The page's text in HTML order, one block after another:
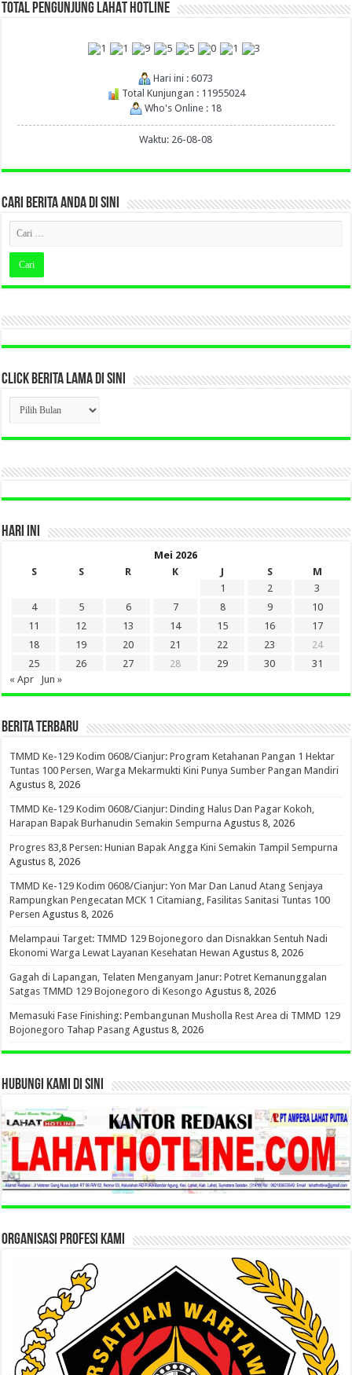
TOTAL PENGUNJUNG LAHAT HOTLINE
Hari ini : 6073
Total Kunjungan : 11955024
Who's Online : 18
Waktu: 26-08-08
CARI BERITA ANDA DI SINI
CLICK BERITA LAMA DI SINI
CLICK
BERITA
LAMA
DI
HARI INI
Mei 2026
S
S R K J S
M
1
2
3
4
5 6 7 8 9
10
11
12 13 14 15 16
17
18
19 20 21 22 23
24
25
26 27 28 29 30
31
« Apr
Jun »
BERITA TERBARU
TMMD Ke-129 Kodim 0608/Cianjur: Program Ketahanan Pangan 1 Hektar
Tuntas 100 Persen, Warga Mekarmukti Kini Punya Sumber Pangan Mandiri
Agustus 8, 2026
TMMD Ke-129 Kodim 0608/Cianjur: Dinding Halus Dan Pagar Kokoh,
Harapan Bapak Burhanudin Semakin Sempurna Agustus 8, 2026
Progres 83,8 Persen: Hunian Bapak Angga Kini Semakin Tampil Sempurna
Agustus 8, 2026
TMMD Ke-129 Kodim 0608/Cianjur: Yon Mar Dan Lanud Atang Senjaya
Rampungkan Pengecatan MCK 1 Citamiang, Fasilitas Sanitasi Tuntas 100
Persen Agustus 8, 2026
Melampaui Target: TMMD 129 Bojonegoro dan Disnakkan Sentuh Nadi
Ekonomi Warga Lewat Layanan Kesehatan Hewan Agustus 8, 2026
Gagah di Lapangan, Telaten Menganyam Janur: Potret Kemanunggalan
Satgas TMMD 129 Bojonegoro di Kesongo Agustus 8, 2026
Memasuki Fase Finishing: Pembangunan Musholla Rest Area di TMMD 129
Bojonegoro Tahap Pasang Agustus 8, 2026
HUBUNGI KAMI DI SINI
ORGANISASI PROFESI KAMI